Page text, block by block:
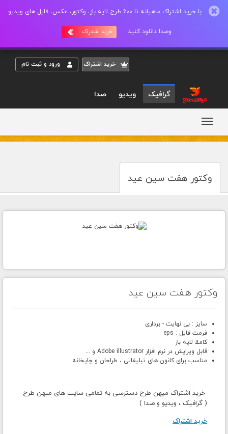
با خرید اشتراک ماهیانه تا 600 طرح لایه باز، وکتور، عکس، فایل های ویدیو
وصدا دانلود کنید. خرید اشتراک
خريد اشتراک ورود و ثبت نام
گرافیک ویدیو صدا
وکتور هفت سین عید
وکتور هفت سین عید
سایز : بی نهایت - برداری
فرمت فایل : eps
کاملا لایه باز
قابل ویرایش در نرم افزار Adobe illustrator و ...
مناسب برای کانون های تبلیغاتی ، طراحان و چاپخانه
خرید اشتراک میهن طرح دسترسی به تمامی سایت های میهن طرح
( گرافیک ، ویدیو و صدا )
خرید اشتراک